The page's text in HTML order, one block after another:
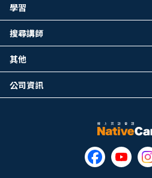
學習
搜尋講師
其他
公司資訊